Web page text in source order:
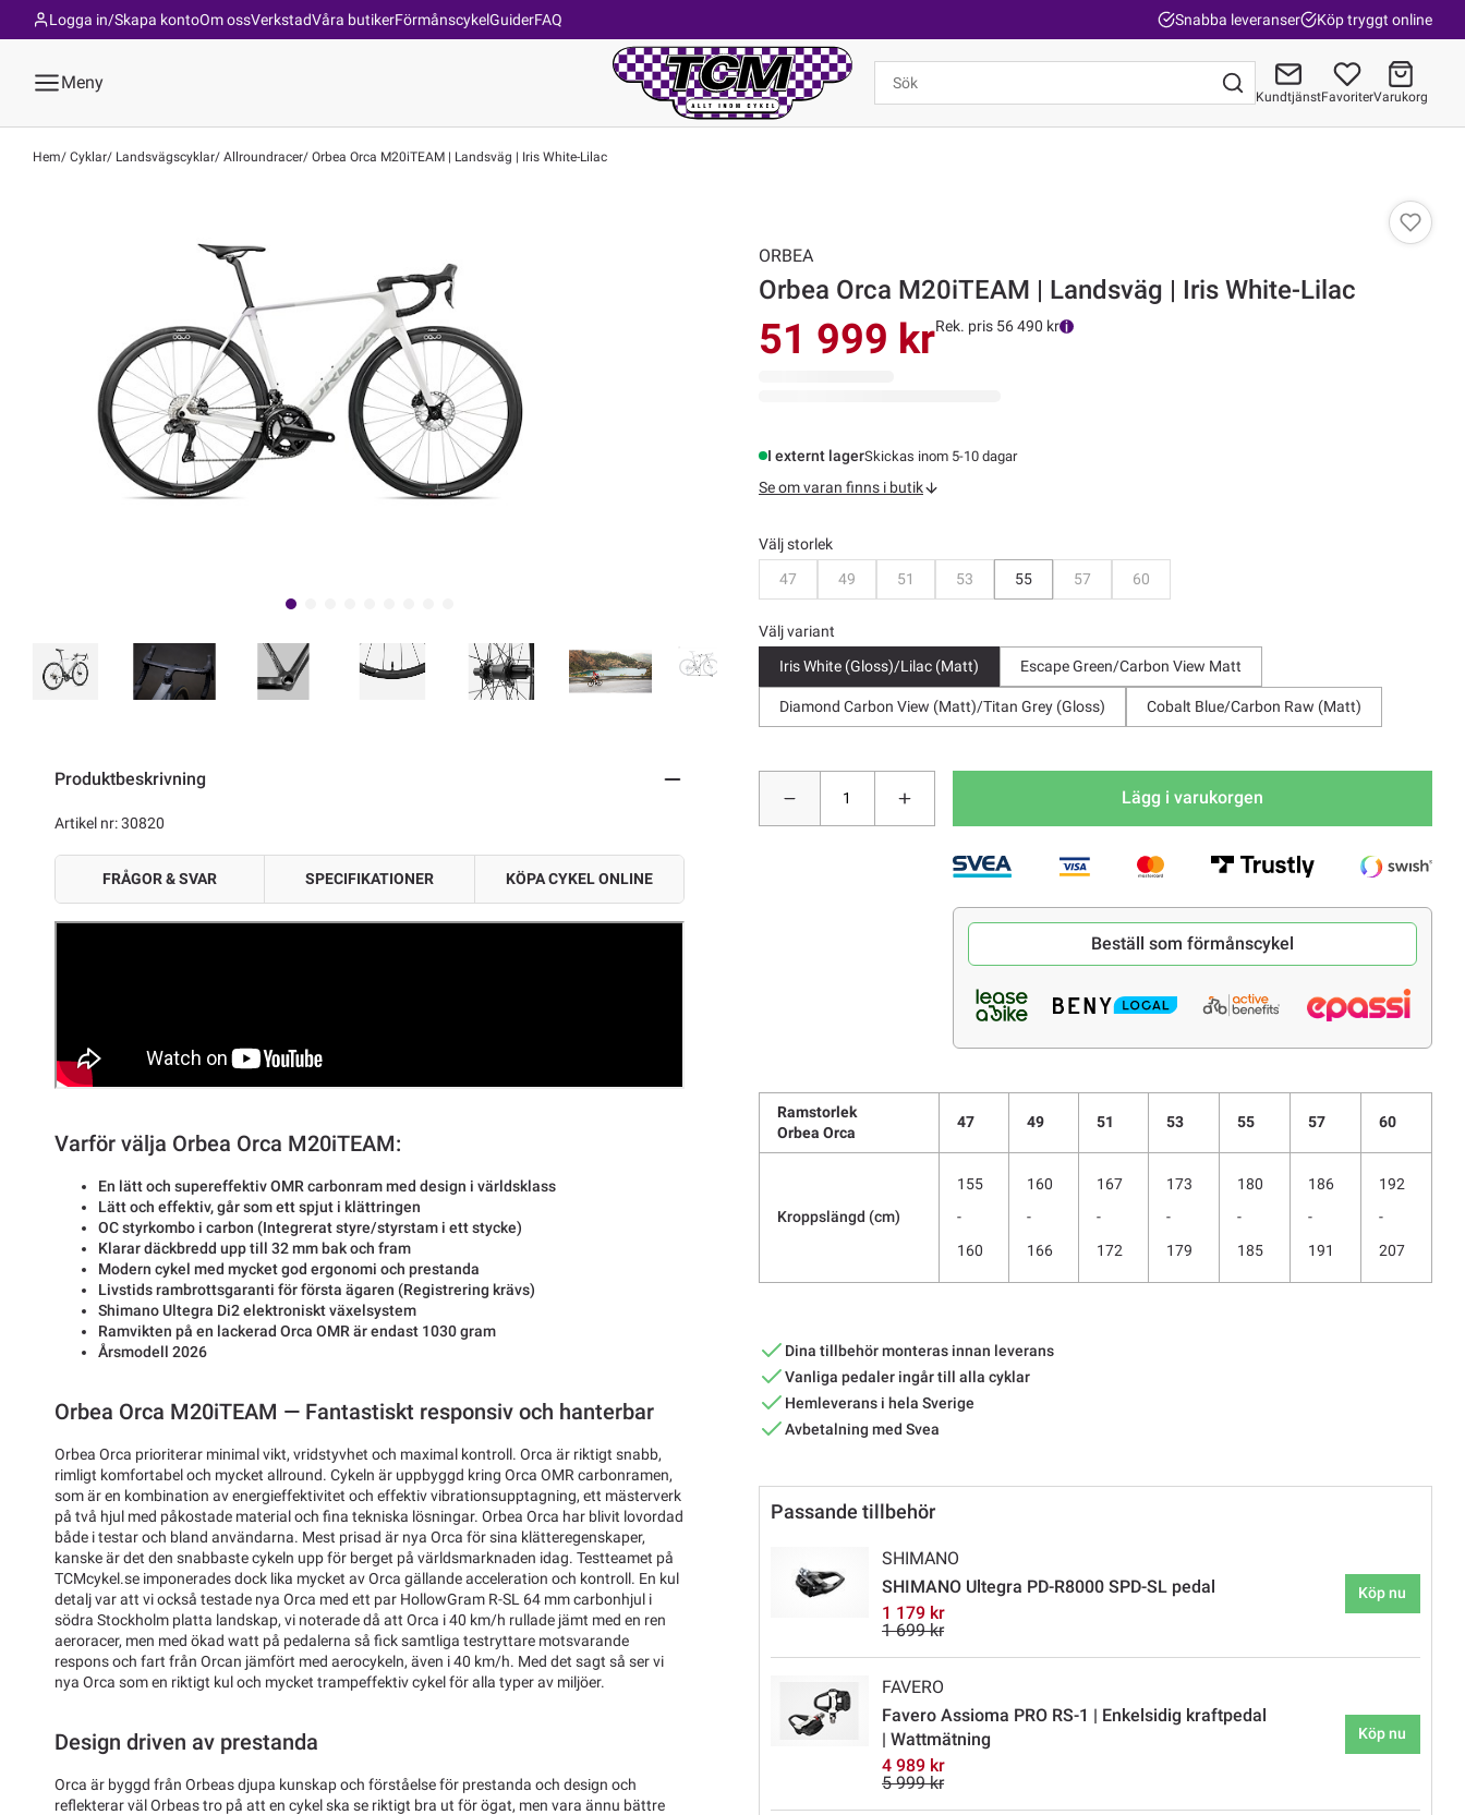
Om ossVerkstadVåra butikerFörmånscykelGuiderFAQ
Logga in/Skapa konto Snabba leveranser Köp tryggt online
Meny
KundtjänstFavoriterVarukorg
Hem Cyklar Landsvägscyklar Allroundracer Orbea Orca M20iTEAM | Landsväg | Iris White-Lilac
Produktbeskrivning
Artikel nr: 30820
FRÅGOR & SVAR SPECIFIKATIONER KÖPA CYKEL ONLINE
Varför välja Orbea Orca M20iTEAM:
En lätt och supereffektiv OMR carbonram med design i världsklass
Lätt och effektiv, går som ett spjut i klättringen
OC styrkombo i carbon (Integrerat styre/styrstam i ett stycke)
Klarar däckbredd upp till 32 mm bak och fram
Modern cykel med mycket god ergonomi och prestanda
Livstids rambrottsgaranti för första ägaren (Registrering krävs)
Shimano Ultegra Di2 elektroniskt växelsystem
Ramvikten på en lackerad Orca OMR är endast 1030 gram
Årsmodell 2026
Orbea Orca M20iTEAM — Fantastiskt responsiv och hanterbar
Orbea Orca prioriterar minimal vikt, vridstyvhet och maximal kontroll. Orca är riktigt snabb,
rimligt komfortabel och mycket allround. Cykeln är uppbyggd kring Orca OMR carbonramen,
som är en kombination av energieffektivitet och effektiv vibrationsupptagning, ett mästerverk
på två hjul med påkostade material och fina tekniska lösningar. Orbea Orca har blivit lovordad
både i testar och bland användarna. Mest prisad är nya Orca för sina klätteregenskaper,
kanske är det den snabbaste cykeln upp för berget på världsmarknaden idag. Testteamet på
TCMcykel.se imponerades dock lika mycket av Orca gällande acceleration och kontroll. En kul
detalj var att vi också testade nya Orca med ett par HollowGram R-SL 64 mm carbonhjul i
södra Stockholm platta landskap, vi noterade då att Orca i 40 km/h rullade jämt med en ren
aeroracer, men med ökad watt på pedalerna så fick samtliga testryttare motsvarande
respons och fart från Orcan jämfört med aerocykeln, även i 40 km/h. Med det sagt så ser vi
nya Orca som en riktigt kul och mycket trampeffektiv cykel för alla typer av miljöer.
Design driven av prestanda
Orca är byggd från Orbeas djupa kunskap och förståelse för prestanda och design och
reflekterar väl Orbeas tro på att en cykel ska se riktigt bra ut för ögat, men vara ännu bättre
ORBEA
Orbea Orca M20iTEAM | Landsväg | Iris White-Lilac
51 999 krRek. pris 56 490 kr
I externt lagerSkickas inom 5-10 dagar
Se om varan finns i butik
Välj storlek
47
49 51 53 55 57 60
Välj variant
Iris White (Gloss)/Lilac (Matt)
Escape Green/Carbon View Matt
Diamond Carbon View (Matt)/Titan Grey (Gloss) Cobalt Blue/Carbon Raw (Matt)
Lägg i varukorgen
Beställ som förmånscykel
Ramstorlek
Orbea Orca
47 49 51 53 55 57 60
Kroppslängd (cm)
155
-
160
160
-
166
167
-
172
173
-
179
180
-
185
186
-
191
192
-
207
Dina tillbehör monteras innan leverans
Vanliga pedaler ingår till alla cyklar
Hemleverans i hela Sverige
Avbetalning med Svea
Passande tillbehör
SHIMANO
SHIMANO Ultegra PD-R8000 SPD-SL pedal
1 179 kr
1 699 kr
Köp nu
FAVERO
Favero Assioma PRO RS-1 | Enkelsidig kraftpedal
| Wattmätning
4 989 kr
5 999 kr
Köp nu